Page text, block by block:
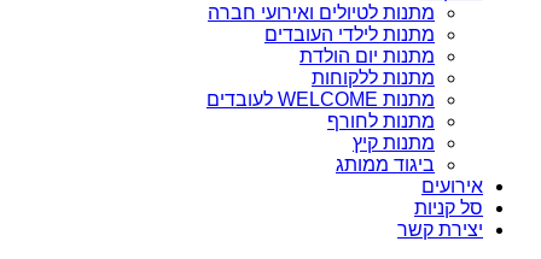
מתנות לטיולים ואירועי חברה
מתנות לילדי העובדים
מתנות יום הולדת
מתנות ללקוחות
מתנות WELCOME לעובדים
מתנות לחורף
מתנות קיץ
ביגוד ממותג
אירועים
סל קניות
יצירת קשר